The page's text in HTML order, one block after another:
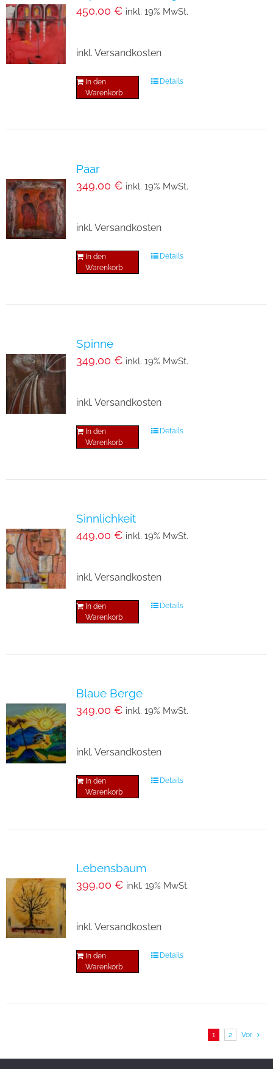
Die
können
450,00 € inkl. 19% MwSt.
inkl. Versandkosten
In den
Warenkorb
Details
Paar
349,00 € inkl. 19% MwSt.
inkl. Versandkosten
In den
Warenkorb
Details
Spinne
349,00 € inkl. 19% MwSt.
inkl. Versandkosten
In den
Warenkorb
Details
Sinnlichkeit
449,00 € inkl. 19% MwSt.
inkl. Versandkosten
In den
Warenkorb
Details
Blaue Berge
349,00 € inkl. 19% MwSt.
inkl. Versandkosten
In den
Warenkorb
Details
Lebensbaum
399,00 € inkl. 19% MwSt.
inkl. Versandkosten
In den
Warenkorb
Details
1 2 Vor